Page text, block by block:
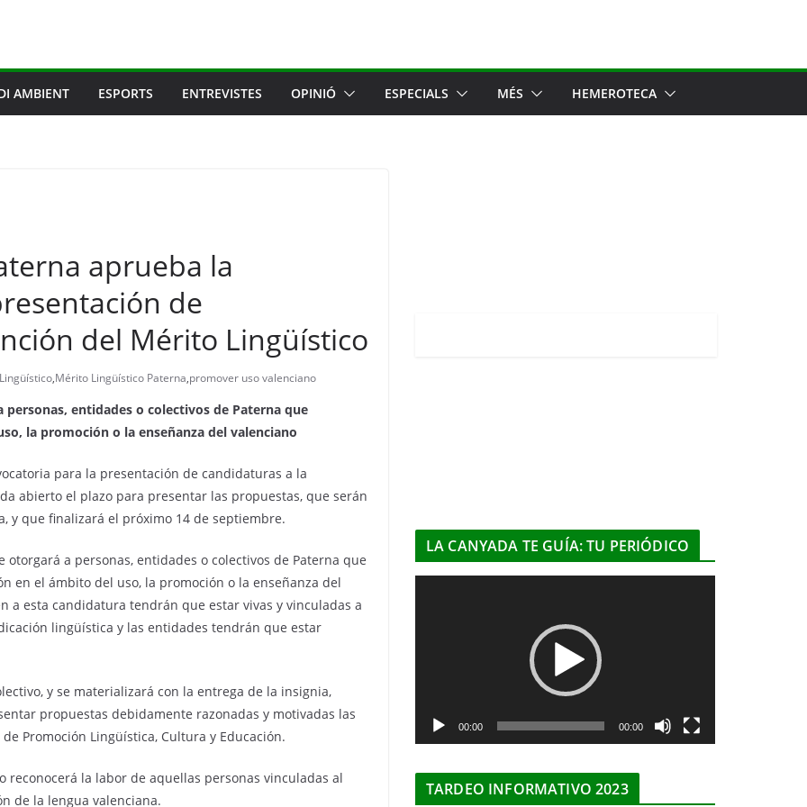
AMBIENT ESPORTS ENTREVISTES OPINIÓ ESPECIALS MÉS HEMEROTECA
aprueba la
de
del Mérito Lingüístico
,Mérito Lingüístico Paterna,promover uso valenciano
entidades o colectivos de Paterna que
la promoción o la enseñanza del valenciano
para la presentación de candidaturas a la
abierto el plazo para presentar las propuestas, que serán
y que finalizará el próximo 14 de septiembre.
otorgará a personas, entidades o colectivos de Paterna que
en el ámbito del uso, la promoción o la enseñanza del
a esta candidatura tendrán que estar vivas y vinculadas a
lingüística y las entidades tendrán que estar
y se materializará con la entrega de la insignia,
propuestas debidamente razonadas y motivadas las
Promoción Lingüística, Cultura y Educación.
la labor de aquellas personas vinculadas al
de la lengua valenciana.
LA CANYADA TE GUÍA: TU PERIÓDICO
c
00:00 00:00
TARDEO INFORMATIVO 2023